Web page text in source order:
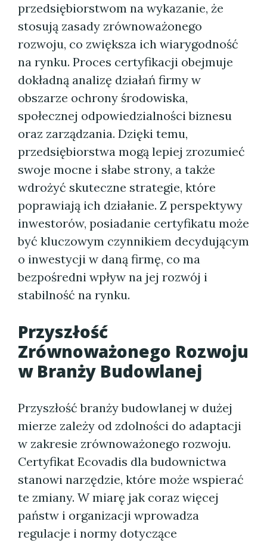
przedsiębiorstwom na wykazanie, że
stosują zasady zrównoważonego
rozwoju, co zwiększa ich wiarygodność
na rynku. Proces certyfikacji obejmuje
dokładną analizę działań firmy w
obszarze ochrony środowiska,
społecznej odpowiedzialności biznesu
oraz zarządzania. Dzięki temu,
przedsiębiorstwa mogą lepiej zrozumieć
swoje mocne i słabe strony, a także
wdrożyć skuteczne strategie, które
poprawiają ich działanie. Z perspektywy
inwestorów, posiadanie certyfikatu może
być kluczowym czynnikiem decydującym
o inwestycji w daną firmę, co ma
bezpośredni wpływ na jej rozwój i
stabilność na rynku.
Przyszłość
Zrównoważonego Rozwoju
w Branży Budowlanej
Przyszłość branży budowlanej w dużej
mierze zależy od zdolności do adaptacji
w zakresie zrównoważonego rozwoju.
Certyfikat Ecovadis dla budownictwa
stanowi narzędzie, które może wspierać
te zmiany. W miarę jak coraz więcej
państw i organizacji wprowadza
regulacje i normy dotyczące